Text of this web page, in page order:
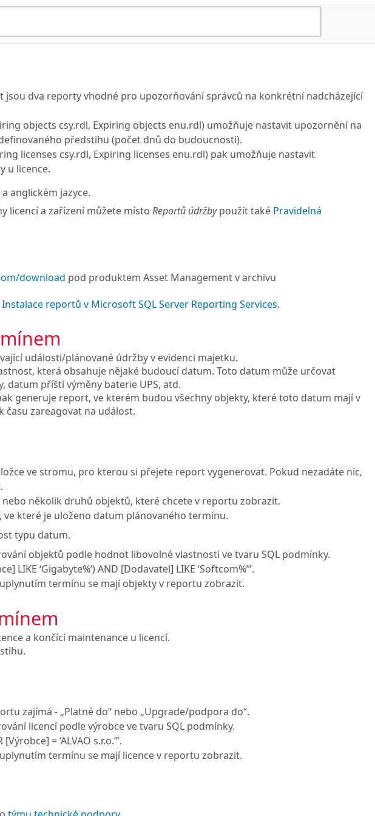
jsou dva reporty vhodné pro upozorňování správců na konkrétní nadcházející
objects csy.rdl, Expiring objects enu.rdl) umožňuje nastavit upozornění na
předstihu (počet dnů do budoucnosti).
licenses csy.rdl, Expiring licenses enu.rdl) pak umožňuje nastavit
u licence.
anglickém jazyce.
licencí a zařízení můžete místo Reportů údržbypoužít také Pravidelná
download pod produktem Asset Management v archivu
Instalace reportů v Microsoft SQL Server Reporting Services.
události/plánované údržby v evidenci majetku.
která obsahuje nějaké budoucí datum. Toto datum může určovat
příští výměny baterie UPS, atd.
generuje report, ve kterém budou všechny objekty, které toto datum mají v
zareagovat na událost.
ve stromu, pro kterou si přejete report vygenerovat. Pokud nezadáte nic,
nebo několik druhů objektů, které chcete v reportu zobrazit.
ve které je uloženo datum plánovaného termínu.
typu datum.
objektů podle hodnot libovolné vlastnosti ve tvaru SQL podmínky.
LIKE ‘Gigabyte%‘) AND [Dodavatel] LIKE ‘Softcom%’”.
termínu se mají objekty v reportu zobrazit.
a končící maintenance u licencí.
zajímá - „Platné do“ nebo „Upgrade/podpora do“.
licencí podle výrobce ve tvaru SQL podmínky.
= ‘ALVAO s.r.o.‘”.
termínu se mají licence v reportu zobrazit.